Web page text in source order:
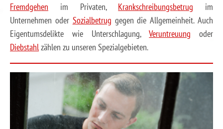
Fremdgehen im Privaten, Krankschreibungsbetrug im
Unternehmen oder Sozialbetrug gegen die Allgemeinheit. Auch
Eigentumsdelikte wie Unterschlagung,Veruntreuung oder
Diebstahlzählen zu unseren Spezialgebieten.